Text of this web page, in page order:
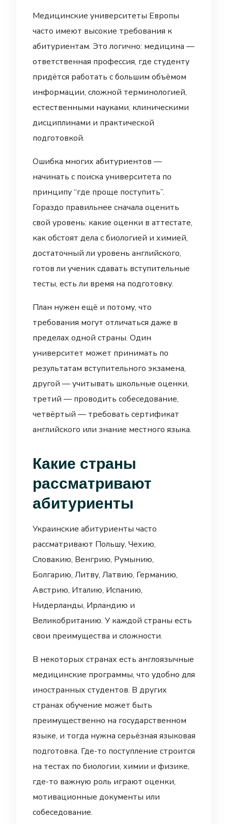
Медицинские университеты Европы
часто имеют высокие требования к
абитуриентам. Это логично: медицина —
ответственная профессия, где студенту
придётся работать с большим объёмом
информации, сложной терминологией,
естественными науками, клиническими
дисциплинами и практической
подготовкой.
Ошибка многих абитуриентов —
начинать с поиска университета по
принципу “где проще поступить”.
Гораздо правильнее сначала оценить
свой уровень: какие оценки в аттестате,
как обстоят дела с биологией и химией,
достаточный ли уровень английского,
готов ли ученик сдавать вступительные
тесты, есть ли время на подготовку.
План нужен ещё и потому, что
требования могут отличаться даже в
пределах одной страны. Один
университет может принимать по
результатам вступительного экзамена,
другой — учитывать школьные оценки,
третий — проводить собеседование,
четвёртый — требовать сертификат
английского или знание местного языка.
Какие страны
рассматривают
абитуриенты
Украинские абитуриенты часто
рассматривают Польшу, Чехию,
Словакию, Венгрию, Румынию,
Болгарию, Литву, Латвию, Германию,
Австрию, Италию, Испанию,
Нидерланды, Ирландию и
Великобританию. У каждой страны есть
свои преимущества и сложности.
В некоторых странах есть англоязычные
медицинские программы, что удобно для
иностранных студентов. В других
странах обучение может быть
преимущественно на государственном
языке, и тогда нужна серьёзная языковая
подготовка. Где-то поступление строится
на тестах по биологии, химии и физике,
где-то важную роль играют оценки,
мотивационные документы или
собеседование.